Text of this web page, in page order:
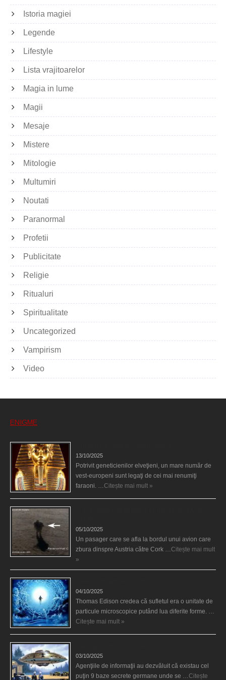
Istoria magiei
Legende
Lifestyle
Lista vrajitoarelor
Magia in lume
Magii
Mesaje
Mistere
Mitologie
Multumiri
Noutati
Paranormal
Profetii
Publicitate
Religie
Ritualuri
Spiritualitate
Uncategorized
Vampirism
Video
ENIGME
13/10/2025
Potrivit geneticienilor elveţieni, un mare număr de
vest-europeni sunt legaţi de cei mai renumiţi
faraoni. …Citește mai mult »
05/10/2025
Un pasager care se afla la bordul unui avion care
zbura dinspre Austria către Cork …Citește mai mult
»
04/10/2025
Thomas Edison credea că sufletul era o unitate de
particule microscopice putând lua diferite forme. …
Citește mai mult »
03/10/2025
Agenţiile de informaţii au dezvăluit că existau cel
puţin 9 baze secrete germane unde se …Citește